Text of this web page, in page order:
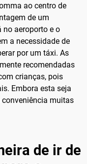
ao centro de
de um
aeroporto e o
a necessidade de
por um táxi. As
recomendadas
crianças, pois
Embora esta seja
muitas
de ir de